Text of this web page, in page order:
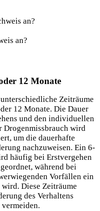
an?
12 Monate
Zeiträume
12 Monate. Die Dauer
und den individuellen
Drogenmissbrauch wird
um die dauerhafte
nachzuweisen. Ein 6-
häufig bei Erstvergehen
während bei
Vorfällen ein
Diese Zeiträume
des Verhaltens